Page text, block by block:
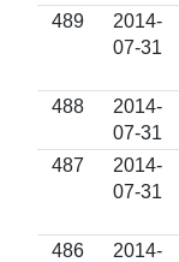
489
2014-
07-31
488
2014-
07-31
487
2014-
07-31
486
2014-